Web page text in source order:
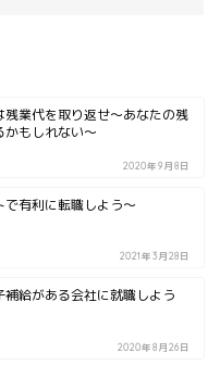
残業代を取り返せ～あなたの残
かもしれない～
2020年9月8日
有利に転職しよう～
2021年3月28日
給がある会社に就職しよう
2020年8月26日